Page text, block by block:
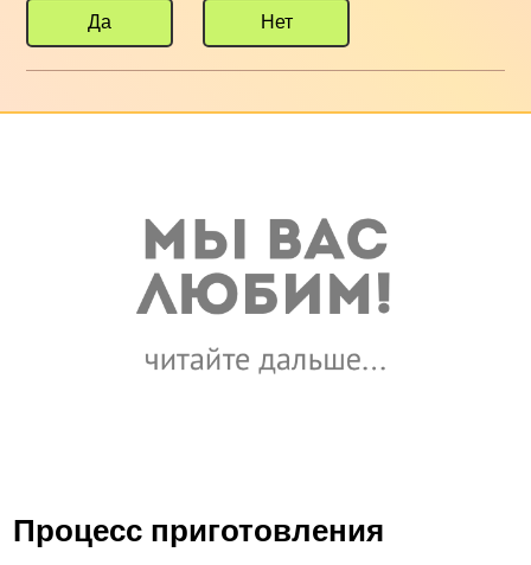
Да Нет
Процесс приготовления